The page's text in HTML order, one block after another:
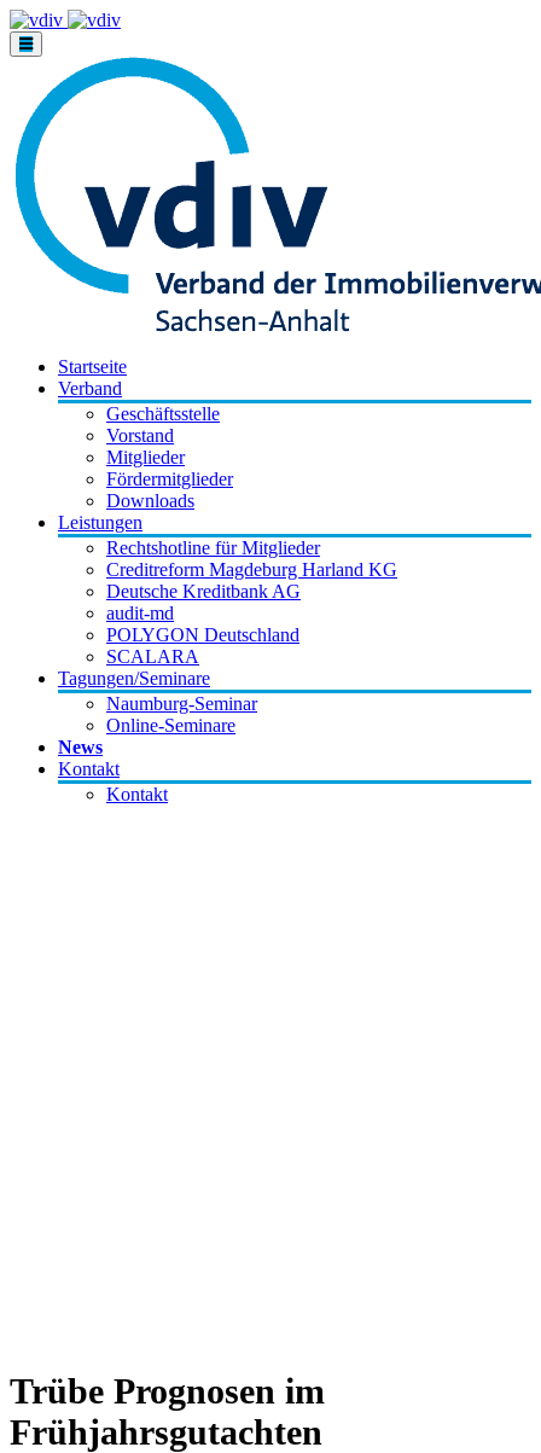
Startseite
Verband
Geschäftsstelle
Vorstand
Mitglieder
Fördermitglieder
Downloads
Leistungen
Rechtshotline für Mitglieder
Creditreform Magdeburg Harland KG
Deutsche Kreditbank AG
audit-md
POLYGON Deutschland
SCALARA
Tagungen/Seminare
Naumburg-Seminar
Online-Seminare
News
Kontakt
Kontakt
Trübe Prognosen im
Frühjahrsgutachten